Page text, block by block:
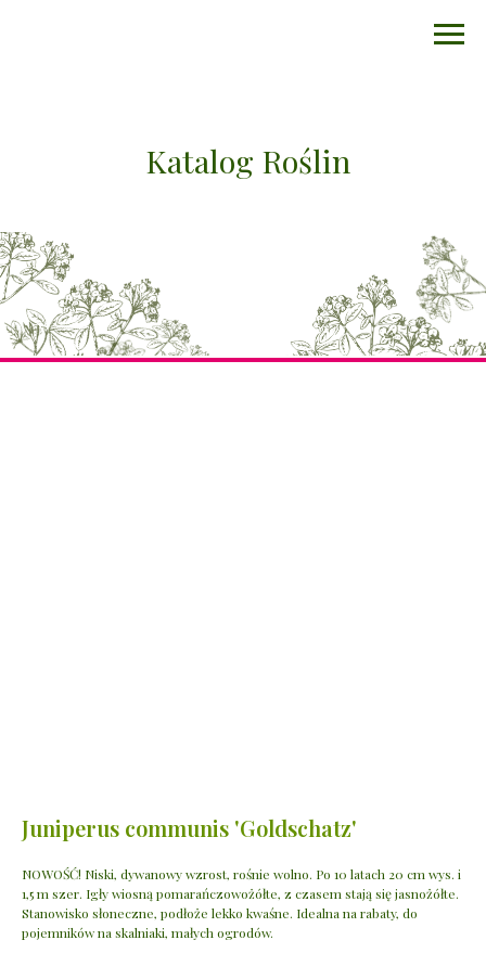
Katalog Roślin
Juniperus communis 'Goldschatz'
NOWOŚĆ! Niski, dywanowy wzrost, rośnie wolno. Po 10 latach 20 cm wys. i
1,5 m szer. Igły wiosną pomarańczowożółte, z czasem stają się jasnożółte.
Stanowisko słoneczne, podłoże lekko kwaśne. Idealna na rabaty, do
pojemników na skalniaki, małych ogrodów.